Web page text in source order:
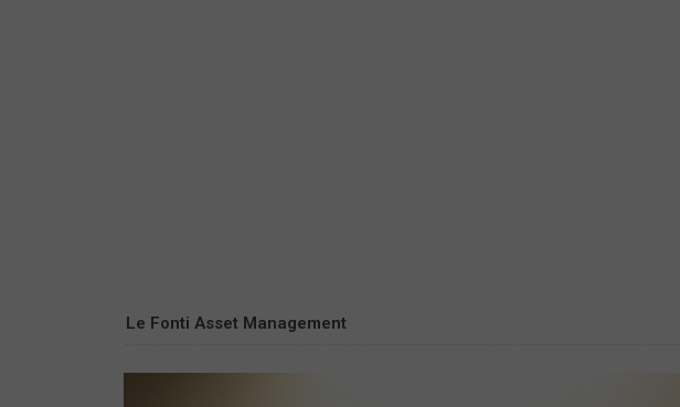
Le Fonti Asset Management